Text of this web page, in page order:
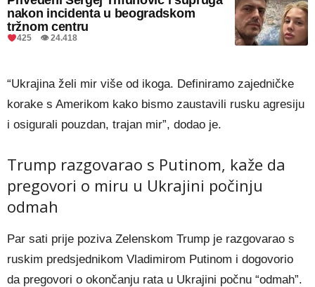
nakon incidenta u beogradskom
tržnom centru
425 👁 24.418
“Ukrajina želi mir više od ikoga. Definiramo zajedničke
korake s Amerikom kako bismo zaustavili rusku agresiju
i osigurali pouzdan, trajan mir”, dodao je.
Trump razgovarao s Putinom, kaže da
pregovori o miru u Ukrajini počinju
odmah
Par sati prije poziva Zelenskom Trump je razgovarao s
ruskim predsjednikom Vladimirom Putinom i dogovorio
da pregovori o okončanju rata u Ukrajini počnu “odmah”.